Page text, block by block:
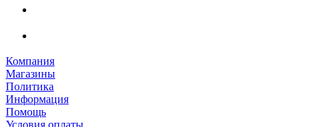
Компания
Магазины
Политика
Информация
Помощь